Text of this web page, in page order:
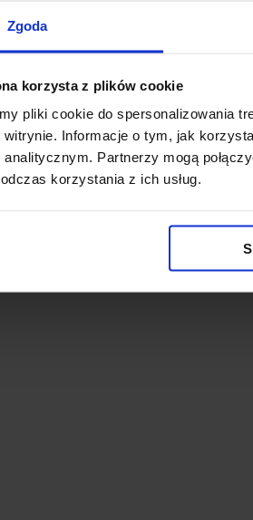
Zgoda
korzysta z plików cookie
pliki cookie do spersonalizowania
witrynie. Informacje o tym, jak
analitycznym. Partnerzy mogą
korzystania z ich usług.
Dostępny
'Bright Rose’
zł– 22,00złZakres
Dostępny
Gailardia
'Mesa™